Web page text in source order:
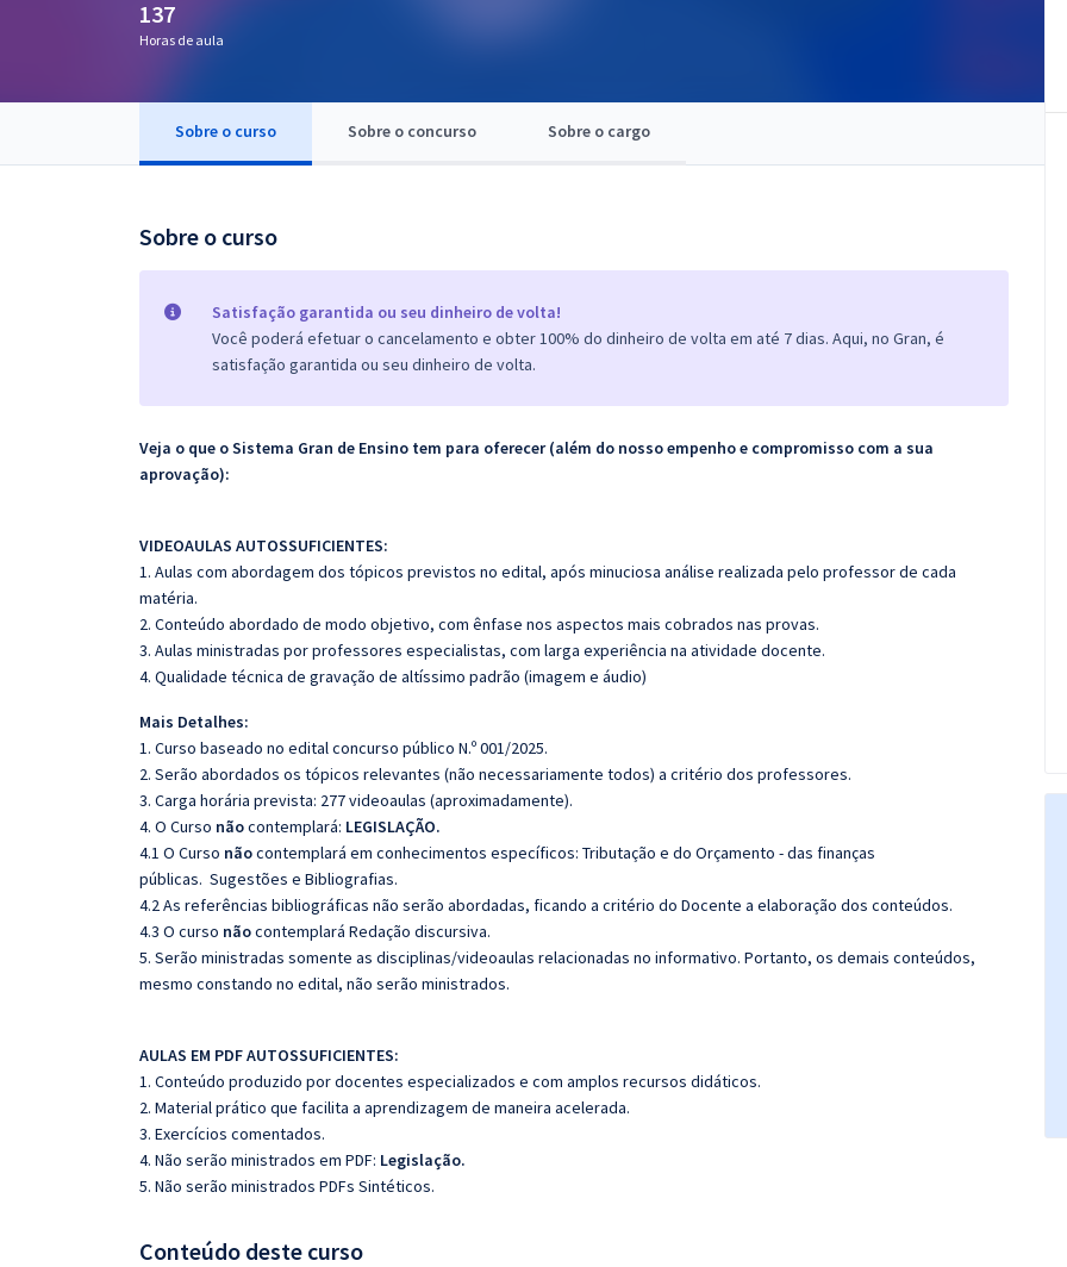
Questões grátis
137
Horas de aula
Sobre o curso Sobre o concurso Sobre o cargo
Sobre o curso
Satisfação garantida ou seu dinheiro de volta!
Você poderá efetuar o cancelamento e obter 100% do dinheiro de volta em até 7 dias. Aqui, no Gran, é
satisfação garantida ou seu dinheiro de volta.
Veja o que o Sistema Gran de Ensino tem para oferecer (além do nosso empenho e compromisso com a sua
aprovação):
VIDEOAULAS AUTOSSUFICIENTES:
1. Aulas com abordagem dos tópicos previstos no edital, após minuciosa análise realizada pelo professor de cada
matéria.
2. Conteúdo abordado de modo objetivo, com ênfase nos aspectos mais cobrados nas provas.
3. Aulas ministradas por professores especialistas, com larga experiência na atividade docente.
4. Qualidade técnica de gravação de altíssimo padrão (imagem e áudio)
Mais Detalhes:
1. Curso baseado no edital concurso público N.º 001/2025.
2. Serão abordados os tópicos relevantes (não necessariamente todos) a critério dos professores.
3. Carga horária prevista: 277 videoaulas (aproximadamente).
4. O Curso nãocontemplará: LEGISLAÇÃO.
4.1 O Curso nãocontemplará em conhecimentos específicos: Tributação e do Orçamento - das finanças
públicas. Sugestões e Bibliografias.
4.2 As referências bibliográficas não serão abordadas, ficando a critério do Docente a elaboração dos conteúdos.
4.3 O curso nãocontemplará Redação discursiva.
5. Serão ministradas somente as disciplinas/videoaulas relacionadas no informativo. Portanto, os demais conteúdos,
mesmo constando no edital, não serão ministrados.
AULAS EM PDF AUTOSSUFICIENTES:
1. Conteúdo produzido por docentes especializados e com amplos recursos didáticos.
2. Material prático que facilita a aprendizagem de maneira acelerada.
3. Exercícios comentados.
4. Não serão ministrados em PDF: Legislação.
5. Não serão ministrados PDFs Sintéticos.
Conteúdo deste curso